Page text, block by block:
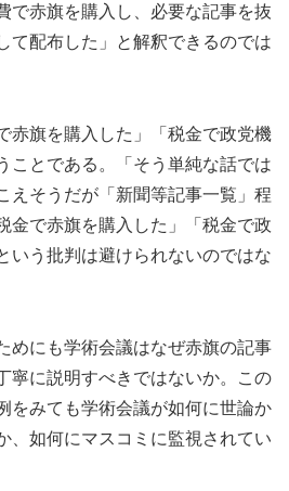
で赤旗を購入し、必要な記事を抜
て配布した」と解釈できるのでは
赤旗を購入した」「税金で政党機
ことである。「そう単純な話では
えそうだが「新聞等記事一覧」程
金で赤旗を購入した」「税金で政
いう批判は避けられないのではな
めにも学術会議はなぜ赤旗の記事
寧に説明すべきではないか。この
をみても学術会議が如何に世論か
、如何にマスコミに監視されてい